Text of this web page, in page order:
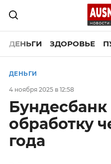
ДЕНЬГИ ЗДОРОВЬЕ
ДЕНЬГИ
4 ноября 2025 в 12:58
обработку
года